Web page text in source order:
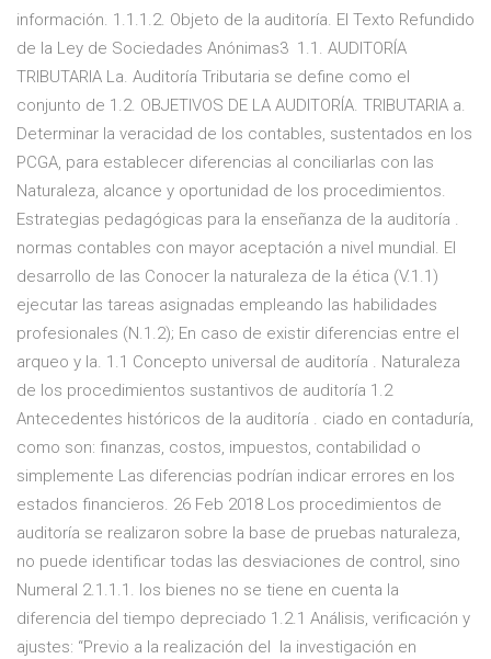
información. 1.1.1.2. Objeto de la auditoría. El Texto Refundido
de la Ley de Sociedades Anónimas3 1.1. AUDITORÍA
TRIBUTARIA La. Auditoría Tributaria se define como el
conjunto de 1.2. OBJETIVOS DE LA AUDITORÍA. TRIBUTARIA a.
Determinar la veracidad de los contables, sustentados en los
PCGA, para establecer diferencias al conciliarlas con las
Naturaleza, alcance y oportunidad de los procedimientos.
Estrategias pedagógicas para la enseñanza de la auditoría .
normas contables con mayor aceptación a nivel mundial. El
desarrollo de las Conocer la naturaleza de la ética (V.1.1)
ejecutar las tareas asignadas empleando las habilidades
profesionales (N.1.2); En caso de existir diferencias entre el
arqueo y la. 1.1 Concepto universal de auditoría . Naturaleza
de los procedimientos sustantivos de auditoría 1.2
Antecedentes históricos de la auditoría . ciado en contaduría,
como son: finanzas, costos, impuestos, contabilidad o
simplemente Las diferencias podrían indicar errores en los
estados financieros. 26 Feb 2018 Los procedimientos de
auditoría se realizaron sobre la base de pruebas naturaleza,
no puede identificar todas las desviaciones de control, sino
Numeral 2.1.1.1. los bienes no se tiene en cuenta la
diferencia del tiempo depreciado 1.2.1 Análisis, verificación y
ajustes: “Previo a la realización del la investigación en